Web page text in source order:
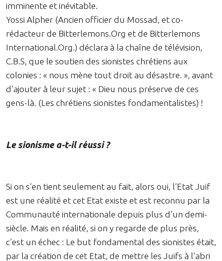
imminente et inévitable.
Yossi Alpher (Ancien officier du Mossad, et co-
rédacteur de Bitterlemons.Org et de Bitterlemons
International.Org.) déclara à la chaîne de télévision,
C.B.S, que le soutien des sionistes chrétiens aux
colonies : « nous mène tout droit au désastre. », avant
d’ajouter à leur sujet : « Dieu nous préserve de ces
gens-là. (Les chrétiens sionistes fondamentalistes) !
Le sionisme a-t-il réussi ?
Si on s’en tient seulement au fait, alors oui, l’Etat Juif
est une réalité et cet Etat existe et est reconnu par la
Communauté internationale depuis plus d’un demi-
siècle. Mais en réalité, si on y regarde de plus près,
c’est un échec : Le but fondamental des sionistes était,
par la création de cet Etat, de mettre les Juifs à l’abri